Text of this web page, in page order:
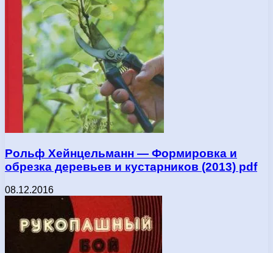
Рольф Хейнцельманн — Формировка и
обрезка деревьев и кустарников (2013) pdf
08.12.2016